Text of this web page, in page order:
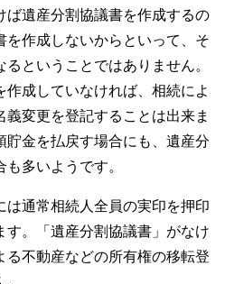
ば遺産分割協議書を作成するの
を作成しないからといって、そ
ということではありません。
作成していなければ、相続によ
義変更を登記することは出来ま
貯金を払戻す場合にも、遺産分
多いようです。
は通常相続人全員の実印を押印
す。「遺産分割協議書」がなけ
る不動産などの所有権の移転登